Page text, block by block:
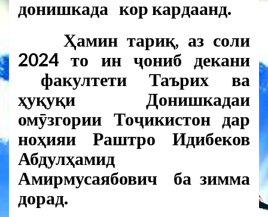
донишкада кор кардаанд.
Ҳамин тариқ, аз соли
2024 то ин ҷониб декани
факултети Таърих ва
ҳуқуқи Донишкадаи
омӯзгории Тоҷикистон дар
ноҳияи Раштро Идибеков
Абдулҳамид
Амирмусаябович ба зимма
дорад.